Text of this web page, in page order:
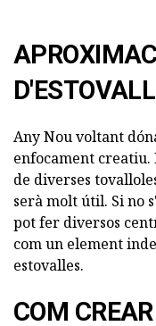
Any Nou voltant
enfocament creatiu.
de diverses
serà molt útil. Si no
pot fer diversos
com un element
estovalles.
COM